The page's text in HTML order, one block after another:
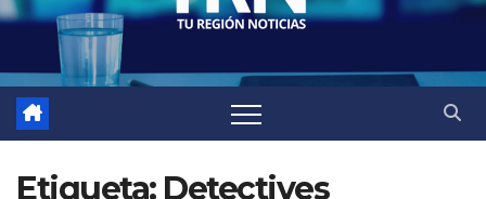
Etiqueta: Detectives